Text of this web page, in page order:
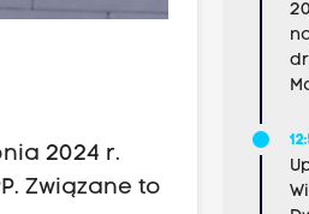
2024 r.
Związane to